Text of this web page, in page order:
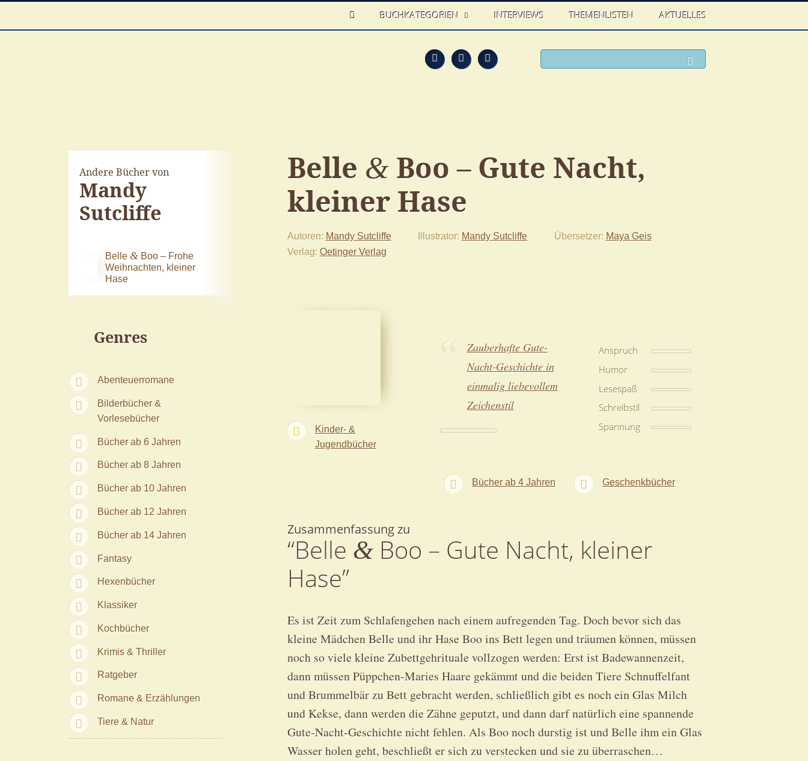
HOME
BUCHKATEGORIEN INTERVIEWS THEMENLISTEN AKTUELLES
Feed FacebookTwitter
Andere Bücher von
Mandy
Sutcliffe
Belle &Boo – Frohe
Weihnachten, kleiner
Hase
Genres
Abenteuerromane
Bilderbücher &
Vorlesebücher
Bücher ab 6 Jahren
Bücher ab 8 Jahren
Bücher ab 10 Jahren
Bücher ab 12 Jahren
Bücher ab 14 Jahren
Fantasy
Hexenbücher
Klassiker
Kochbücher
Krimis & Thriller
Ratgeber
Romane & Erzählungen
Tiere & Natur
Belle &Boo – Gute Nacht,
kleiner Hase
Autoren Mandy Sutcliffe Illustrator Mandy Sutcliffe Übersetzer Maya Geis
Verlag Oetinger Verlag
Kinder- &
Jugendbücher
Zauberhafte Gute-
Nacht-Geschichte in
einmalig liebevollem
Zeichenstil
Anspruch
Humor
Lesespaß
Schreibstil
Spannung
Bücher ab 4 Jahren Geschenkbücher
Zusammenfassung zu
“Belle &Boo – Gute Nacht, kleiner
Hase”
Es ist Zeit zum Schlafengehen nach einem aufregenden Tag. Doch bevor sich das
kleine Mädchen Belle und ihr Hase Boo ins Bett legen und träumen können, müssen
noch so viele kleine Zubettgehrituale vollzogen werden: Erst ist Badewannenzeit,
dann müssen Püppchen-Maries Haare gekämmt und die beiden Tiere Schnuffelfant
und Brummelbär zu Bett gebracht werden, schließlich gibt es noch ein Glas Milch
und Kekse, dann werden die Zähne geputzt, und dann darf natürlich eine spannende
Gute-Nacht-Geschichte nicht fehlen. Als Boo noch durstig ist und Belle ihm ein Glas
Wasser holen geht, beschließt er sich zu verstecken und sie zu überraschen…